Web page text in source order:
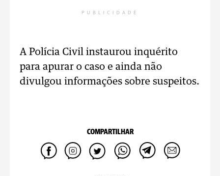
PUBLICIDADE
A Polícia Civil instaurou inquérito
para apurar o caso e ainda não
divulgou informações sobre suspeitos.
COMPARTILHAR